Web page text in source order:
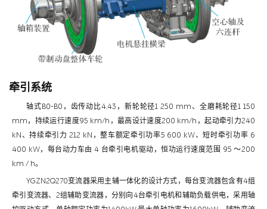
牵引系统
轴式B0-B0，齿传动比4.43，新轮轮径1 250 mm、全磨耗轮径1 150
mm，持续运行速度95 km/h，最高设计速度200 km/h，起动牵引力240
kN、持续牵引力 212 kN，整车额定牵引功率5 600 kW、短时牵引功率 6
400 kW，每台动力车由 4 台牵引电机驱动，恒功运行速度范围 95 ～200
km / h。
YGZN2Q270变流器采用主辅一体化的设计方式，每台变流器包含有4组
牵引变流器、2组辅助变流器，分别向4台牵引电机和辅助负载供电，采用轴